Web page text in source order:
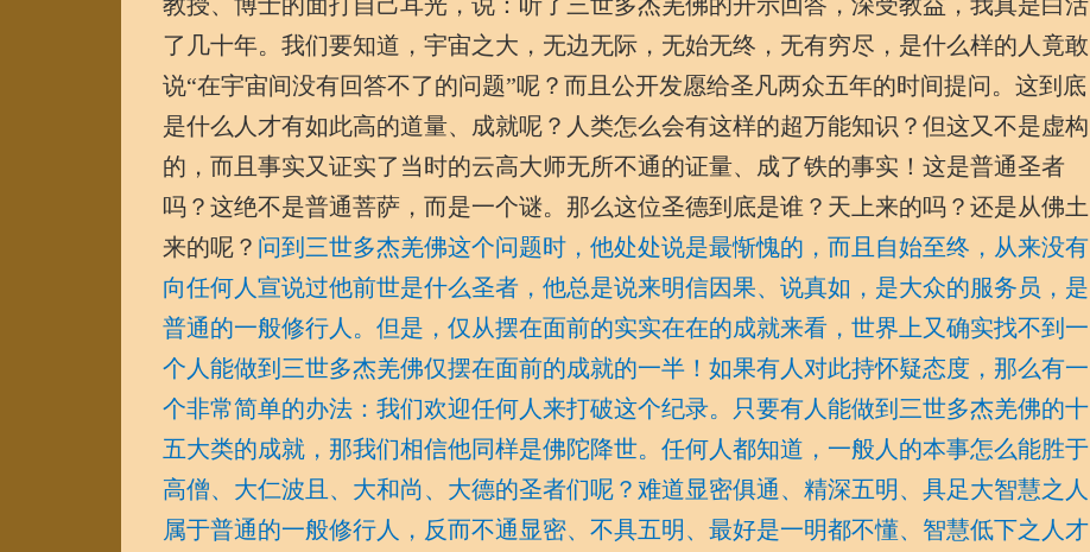
了几十年。我们要知道，宇宙之大，无边无际，无始无终，无有穷尽，是什么样的人竟敢
说“在宇宙间没有回答不了的问题”呢？而且公开发愿给圣凡两众五年的时间提问。这到底
是什么人才有如此高的道量、成就呢？人类怎么会有这样的超万能知识？但这又不是虚构
的，而且事实又证实了当时的云高大师无所不通的证量、成了铁的事实！这是普通圣者
吗？这绝不是普通菩萨，而是一个谜。那么这位圣德到底是谁？天上来的吗？还是从佛土
来的呢？ 问到三世多杰羌佛这个问题时，他处处说是最惭愧的，而且自始至终，从来没有
向任何人宣说过他前世是什么圣者，他总是说来明信因果、说真如，是大众的服务员，是
普通的一般修行人。但是，仅从摆在面前的实实在在的成就来看，世界上又确实找不到一
个人能做到三世多杰羌佛仅摆在面前的成就的一半！如果有人对此持怀疑态度，那么有一
个非常简单的办法：我们欢迎任何人来打破这个纪录。只要有人能做到三世多杰羌佛的十
五大类的成就，那我们相信他同样是佛陀降世。任何人都知道，一般人的本事怎么能胜于
高僧、大仁波且、大和尚、大德的圣者们呢？难道显密俱通、精深五明、具足大智慧之人
属于普通的一般修行人，反而不通显密、不具五明、最好是一明都不懂、智慧低下之人才